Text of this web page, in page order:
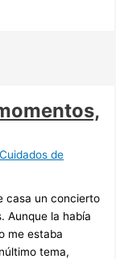
de
casa un concierto
Aunque la había
me estaba
tema,